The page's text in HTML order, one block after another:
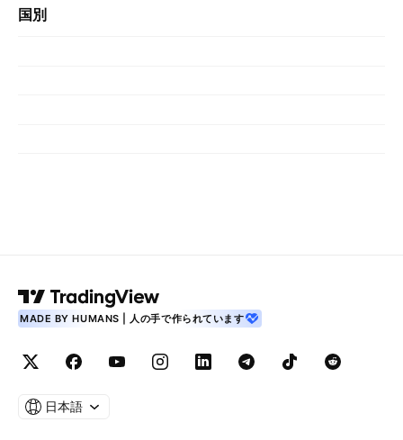
国別
MADE BY HUMANS | 人の手で作られています
日本語